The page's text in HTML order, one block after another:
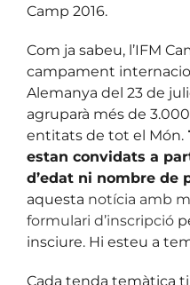
Camp 2016.
Com ja sabeu, l’IFM
campament
Alemanya del 23 de
agruparà més de
entitats de tot el Món.
estan convidats a
d’edat ni nombre de
aquesta notícia amb
formulari d’inscripció
insciure. Hi esteu a
Cada tenda temàtica